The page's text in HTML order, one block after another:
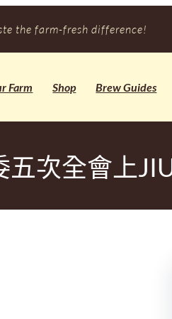
the farm-fresh difference!
Farm Shop Brew Guides
次全會上